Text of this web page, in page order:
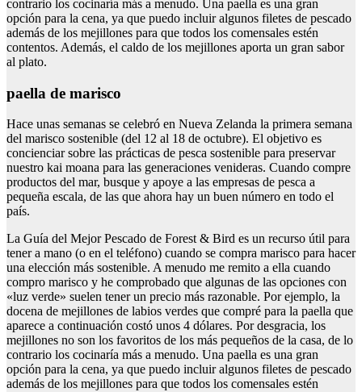
contrario los cocinaría más a menudo. Una paella es una gran
opción para la cena, ya que puedo incluir algunos filetes de pescado
además de los mejillones para que todos los comensales estén
contentos. Además, el caldo de los mejillones aporta un gran sabor
al plato.
paella de marisco
Hace unas semanas se celebró en Nueva Zelanda la primera semana
del marisco sostenible (del 12 al 18 de octubre). El objetivo es
concienciar sobre las prácticas de pesca sostenible para preservar
nuestro kai moana para las generaciones venideras. Cuando compre
productos del mar, busque y apoye a las empresas de pesca a
pequeña escala, de las que ahora hay un buen número en todo el
país.
La Guía del Mejor Pescado de Forest & Bird es un recurso útil para
tener a mano (o en el teléfono) cuando se compra marisco para hacer
una elección más sostenible. A menudo me remito a ella cuando
compro marisco y he comprobado que algunas de las opciones con
«luz verde» suelen tener un precio más razonable. Por ejemplo, la
docena de mejillones de labios verdes que compré para la paella que
aparece a continuación costó unos 4 dólares. Por desgracia, los
mejillones no son los favoritos de los más pequeños de la casa, de lo
contrario los cocinaría más a menudo. Una paella es una gran
opción para la cena, ya que puedo incluir algunos filetes de pescado
además de los mejillones para que todos los comensales estén